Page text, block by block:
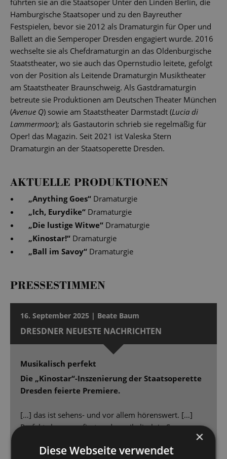
Hamburgische Staatsoper und zu den Bayreuther
Festspielen, bevor sie 2012 als Dramaturgin für Oper und
Ballett an die Semperoper Dresden engagiert wurde. 2016
wechselte sie als Chefdramaturgin an das Oldenburgische
Staatstheater, wo sie auch das Opernstudio leitete, gefolgt
von der Position als Leitende Dramaturgin Musiktheater
am Staatstheater Braunschweig. Als Gastdramaturgin
betreute sie Produktionen am Deutschen Theater München
(Avenue Q) sowie am Staatstheater Darmstadt (Lucia di
Lammermoor); als Gastautorin schrieb sie regelmäßig für
Oper! das Magazin. Seit 2021 ist Valeska Stern
Dramaturgin an der Staatsoperette Dresden.
AKTUELLE PRODUKTIONEN
„Anything Goes“ Dramaturgie
„Ich, Eurydike“ Dramaturgie
„Die lustige Witwe“ Dramaturgie
„Kinostar!“ Dramaturgie
„Ball im Savoy“ Dramaturgie
PRESSESTIMMEN
16. September 2025 | Beate Baum
DRESDNER NEUESTE NACHRICHTEN
Musikalisch perfekt
Die „Kinostar“-Inszenierung der Staatsoperette
Dresden feierte Premiere.
[…] das ist sehens- und vor allem hörenswert. […]
Perfekt choreografiert und musikalisch in Szene
gesetzt, kann man sich mit „Kinostar“ [...] 90 Minuten
lang unterhalten lassen. […] Dimitra Kalaitzi macht
×
Diese Webseite verwendet